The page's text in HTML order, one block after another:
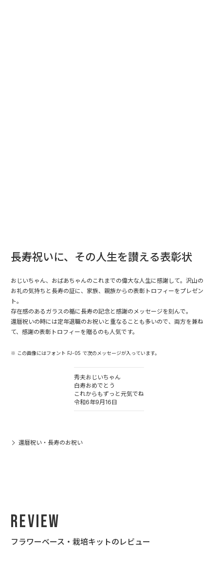
長寿祝いに、その人生を讃える表彰状
おじいちゃん、おばあちゃんのこれまでの偉大な人生に感謝して。沢山の
お礼の気持ちと長寿の証に、家族、親族からの表彰トロフィーをプレゼン
ト。
存在感のあるガラスの楯に長寿の記念と感謝のメッセージを刻んで。
還暦祝いの時には定年退職のお祝いと重なることも多いので、両方を兼ね
て、感謝の表彰トロフィーを贈るのも人気です。
※ この画像にはフォント FJ-05 で次のメッセージが入っています。
秀夫おじいちゃん
白寿おめでとう
これからもずっと元気でね
令和6年9月16日
還暦祝い・長寿のお祝い
Review
フラワーベース・栽培キットのレビュー